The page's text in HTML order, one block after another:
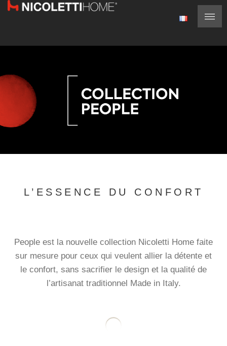
L’ESSENCE DU CONFORT
People est la nouvelle collection Nicoletti Home faite
sur mesure pour ceux qui veulent allier la détente et
le confort, sans sacrifier le design et la qualité de
l’artisanat traditionnel Made in Italy.